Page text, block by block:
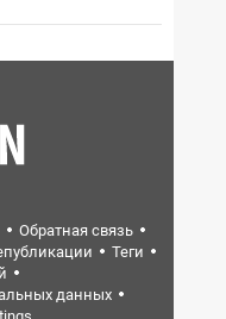
Обратная связь
Теги
данных